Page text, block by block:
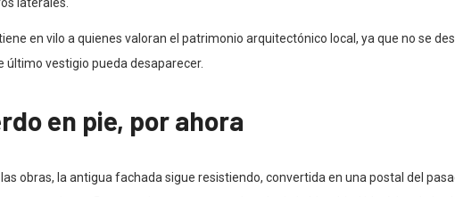
laterales.
en vilo a quienes valoran el patrimonio arquitectónico local, ya que no se
último vestigio pueda desaparecer.
en pie, por ahora
obras, la antigua fachada sigue resistiendo, convertida en una postal del